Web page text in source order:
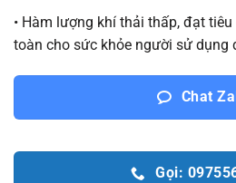
• Hàm lượng khí thải thấp, đạt tiêu
toàn cho sức khỏe người sử dụng
Chat
Gọi: